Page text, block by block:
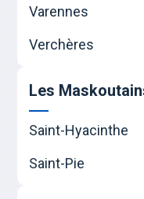
Varennes
Verchères
Les
Saint-Hyacinthe
Saint-Pie